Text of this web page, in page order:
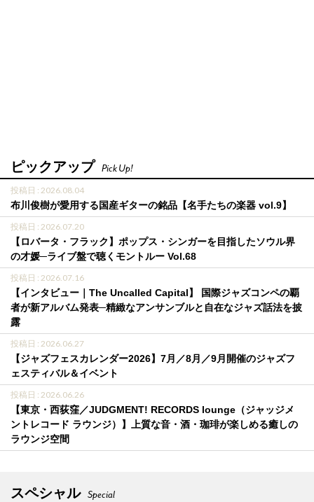
ピックアップ Pick Up!
投稿日 : 2026.08.04
布川俊樹が愛用する国産ギターの銘品【名手たちの楽器 vol.9】
投稿日 : 2026.07.20
【ロバータ・フラック】ポップス・シンガーを目指したソウル界
の才媛─ライブ盤で聴くモントルー Vol.68
投稿日 : 2026.07.16
【インタビュー｜The Uncalled Capital】 国際ジャズコンペの覇
者が新アルバム発表─精緻なアンサンブルと自在なジャズ話法を披
露
投稿日 : 2026.06.27
【ジャズフェスカレンダー2026】7月／8月／9月開催のジャズフ
ェスティバル＆イベント
投稿日 : 2026.06.26
【東京・西荻窪／JUDGMENT! RECORDS lounge（ジャッジメ
ントレコード ラウンジ）】上質な音・酒・珈琲が楽しめる癒しの
ラウンジ空間
スペシャル Special